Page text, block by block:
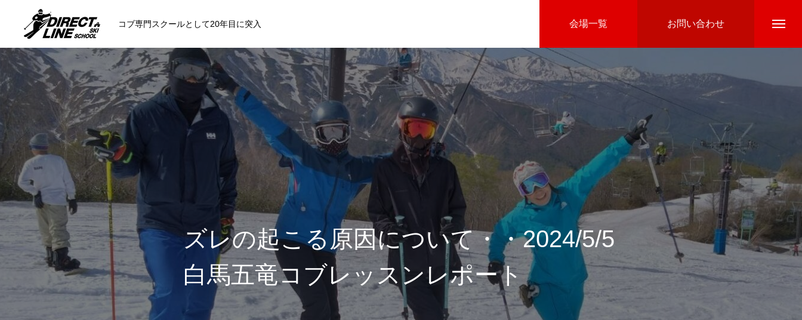
コブ専門スクールとして20年目に突入 会場一覧 お問い合わせ
スクールについて知る Directline Ski School
コンセプトと開催スキー場 参加までの流れ レッスン料金 参加費のお支払い
各会場の集合場所
スキー場から選ぶ Ski Area
ズレの起こる原因について・・2024/5/5
白馬五竜コブレッスンレポート